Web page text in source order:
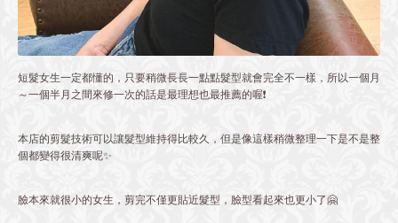
短髮女生一定都懂的，只要稍微長長一點點髮型就會完全不一樣，所以一個月
～一個半月之間來修一次的話是最理想也最推薦的喔❗️
本店的剪髮技術可以讓髮型維持得比較久，但是像這樣稍微整理一下是不是整
個都變得很清爽呢✨
臉本來就很小的女生，剪完不僅更貼近髮型，臉型看起來也更小了🤗